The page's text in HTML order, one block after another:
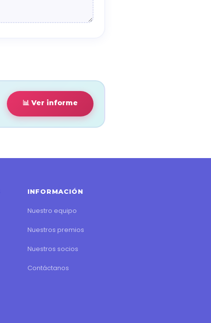
📊 Ver informe
INFORMACIÓN
Nuestro equipo
Nuestros premios
Nuestros socios
Contáctanos